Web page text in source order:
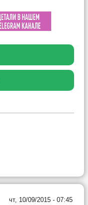
чт, 10/09/2015 - 07:45